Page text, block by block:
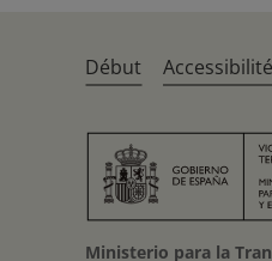
Début Accessibilité
Ministerio para la